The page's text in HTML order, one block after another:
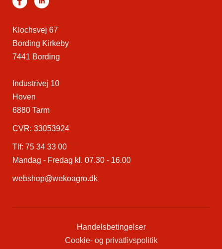
Klochsvej 67
Bording Kirkeby
7441 Bording
Industrivej 10
Hoven
6880 Tarm
CVR: 33053924
Tlf: 75 34 33 00
Mandag - Fredag kl. 07.30 - 16.00
webshop@wekoagro.dk
Handelsbetingelser
Cookie- og privatlivspolitik